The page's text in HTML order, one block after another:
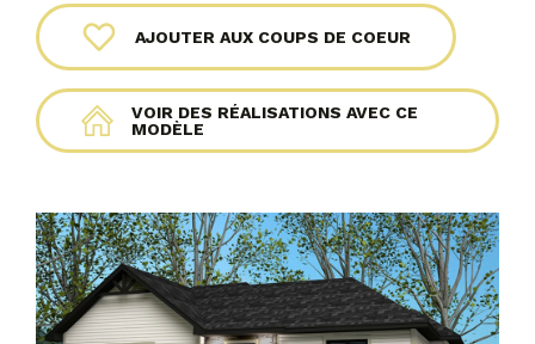
AJOUTER AUX COUPS DE COEUR
VOIR DES RÉALISATIONS AVEC CE
MODÈLE